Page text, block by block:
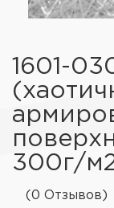
1601-
300г/
(0 Отзывов)